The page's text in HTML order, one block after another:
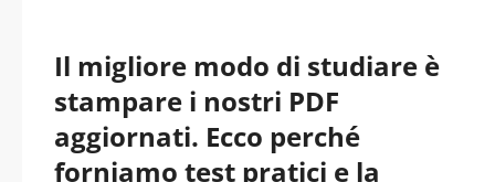
Il migliore modo di studiare è
stampare i nostri PDF
aggiornati. Ecco perché
forniamo test pratici e la